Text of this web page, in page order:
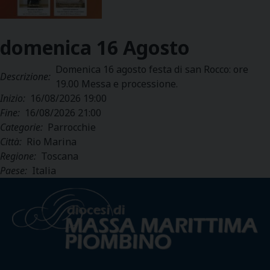
domenica 16 Agosto
Descrizione:
Domenica 16 agosto festa di san Rocco: ore
19.00 Messa e processione.
Inizio: 16/08/2026 19:00
Fine: 16/08/2026 21:00
Categorie: Parrocchie
Città: Rio Marina
Regione: Toscana
Paese: Italia